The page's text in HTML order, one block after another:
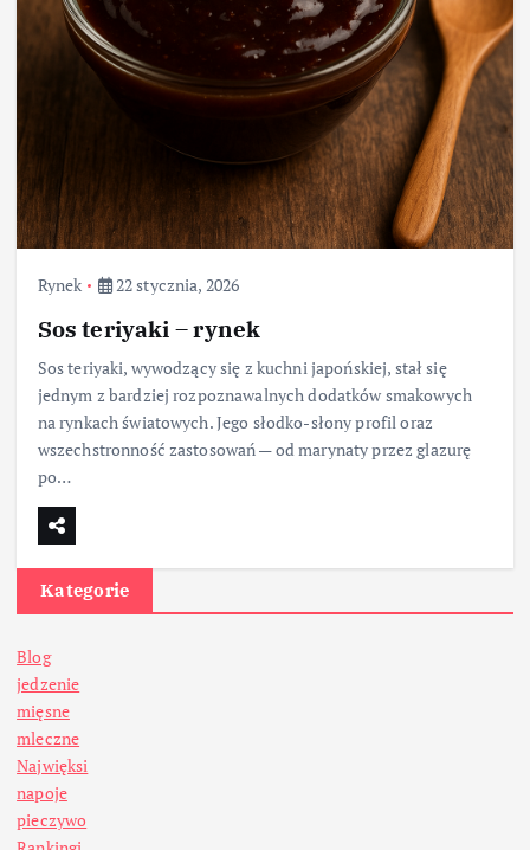
Rynek 22 stycznia, 2026
Sos teriyaki – rynek
Sos teriyaki, wywodzący się z kuchni japońskiej, stał się
jednym z bardziej rozpoznawalnych dodatków smakowych
na rynkach światowych. Jego słodko-słony profil oraz
wszechstronność zastosowań — od marynaty przez glazurę
po…
Kategorie
Blog
jedzenie
mięsne
mleczne
Najwięksi
napoje
pieczywo